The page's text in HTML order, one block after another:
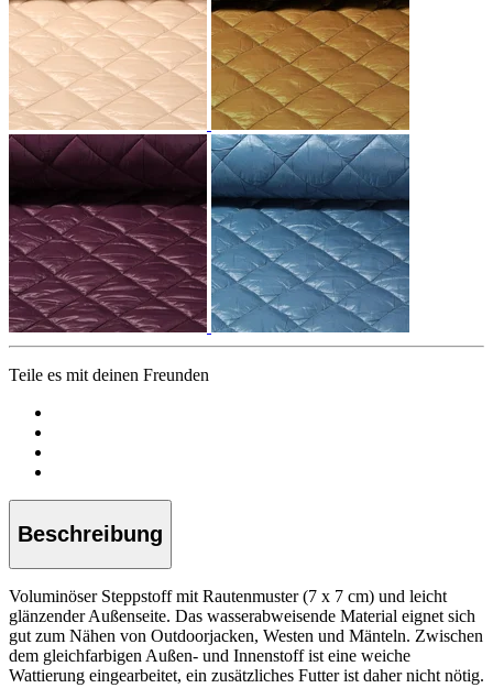
Teile es mit deinen Freunden
Beschreibung
Voluminöser Steppstoff mit Rautenmuster (7 x 7 cm) und leicht
glänzender Außenseite. Das wasserabweisende Material eignet sich
gut zum Nähen von Outdoorjacken, Westen und Mänteln. Zwischen
dem gleichfarbigen Außen- und Innenstoff ist eine weiche
Wattierung eingearbeitet, ein zusätzliches Futter ist daher nicht nötig.